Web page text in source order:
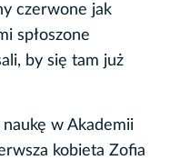
czerwone jak
spłoszone
by się tam już
w Akademii
kobieta Zofia